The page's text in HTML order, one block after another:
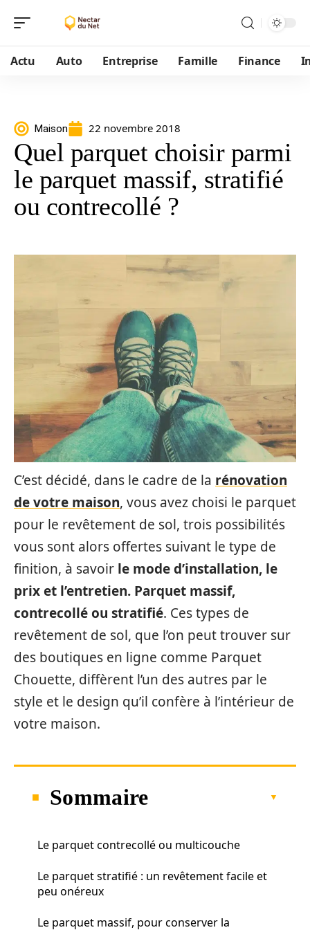
Actu Auto Entreprise Famille Finance
Maison 22 novembre 2018
Quel parquet choisir parmi
le parquet massif, stratifié
ou contrecollé ?
C’est décidé, dans le cadre de la rénovation
de votre maison, vous avez choisi le parquet
pour le revêtement de sol, trois possibilités
vous sont alors offertes suivant le type de
finition, à savoir le mode d’installation, le
prix et l’entretien. Parquet massif,
contrecollé ou stratifié. Ces types de
revêtement de sol, que l’on peut trouver sur
des boutiques en ligne comme Parquet
Chouette, diffèrent l’un des autres par le
style et le design qu’il confère à l’intérieur de
votre maison.
Sommaire
Le parquet contrecollé ou multicouche
Le parquet stratifié : un revêtement facile et
peu onéreux
Le parquet massif, pour conserver la